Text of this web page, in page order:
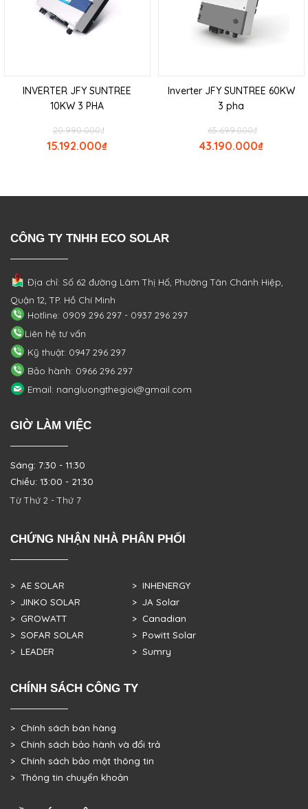
INVERTER JFY SUNTREE
10KW 3 PHA
₫
20.990.000
₫
15.192.000
Inverter JFY SUNTREE 60KW
3 pha
₫
65.699.000
₫
43.190.000
CÔNG TY TNHH ECO SOLAR
Địa chỉ: Số 62 đường Lâm Thị Hố, PhườngTân Chánh Hiệp,
Quận 12, TP. Hồ Chí Minh
Hotline: 0909 296 297 - 0937 296 297
Liên hệ tư vấn
Kỹ thuật: 0947 296 297
Bảo hành: 0966 296 297
Email: nangluongthegioi@gmail.com
GIỜ LÀM VIỆC
Sáng: 7:30 - 11:30
Chiều: 13:00 - 21:30
Từ Thứ 2 - Thứ 7
CHỨNG NHẬN NHÀ PHÂN PHỐI
> AE SOLAR
> JINKO SOLAR
> GROWATT
> SOFAR SOLAR
> LEADER
> INHENERGY
> JA Solar
> Canadian
> Powitt Solar
> Sumry
CHÍNH SÁCH CÔNG TY
> Chính sách bán hàng
> Chính sách bảo hành và đổi trả
> Chính sách bảo mật thông tin
> Thông tin chuyển khoản